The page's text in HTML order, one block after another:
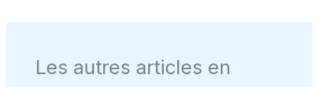
Les autres articles en